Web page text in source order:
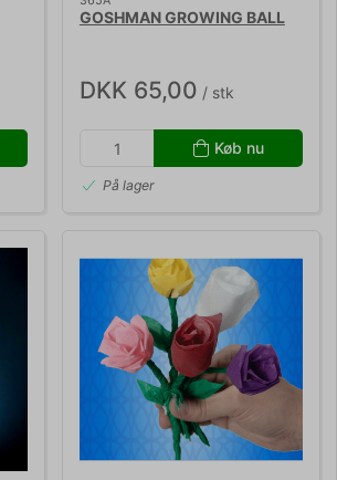
GOSHMAN GROWING BALL
DKK 65,00 / stk
Køb nu
På lager